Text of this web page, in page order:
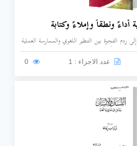
أداءً ونطقاً وإملاءً وكتابة
الفجوة بين التنظير اللغوي والممارسة العملية
العلمية بأسلوب مبسط دون تعقيد.
عدد الاجزاء : 1